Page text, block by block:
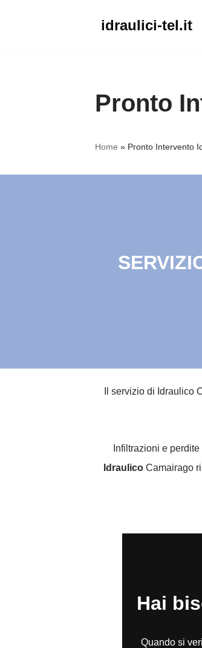
idraulici-tel.it
Home » Pronto Intervento
Pronto
Il servizio di Idraulico
Infiltrazioni e
Idraulico Camairago
Hai
Quando si